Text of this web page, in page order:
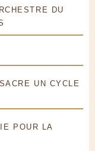
DU
UN CYCLE
POUR LA